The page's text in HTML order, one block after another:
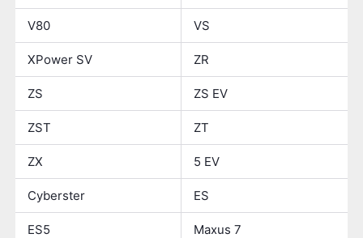
V80 VS
XPower SV ZR
ZS ZS EV
ZST ZT
ZX 5 EV
Cyberster ES
ES5 Maxus 7